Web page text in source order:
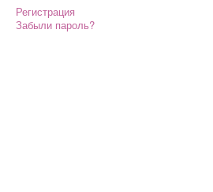
Регистрация
Забыли пароль?